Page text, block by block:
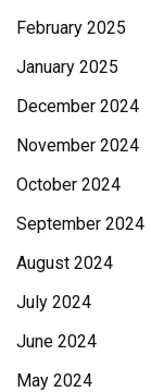
February 2025
January 2025
December 2024
November 2024
October 2024
September 2024
August 2024
July 2024
June 2024
May 2024